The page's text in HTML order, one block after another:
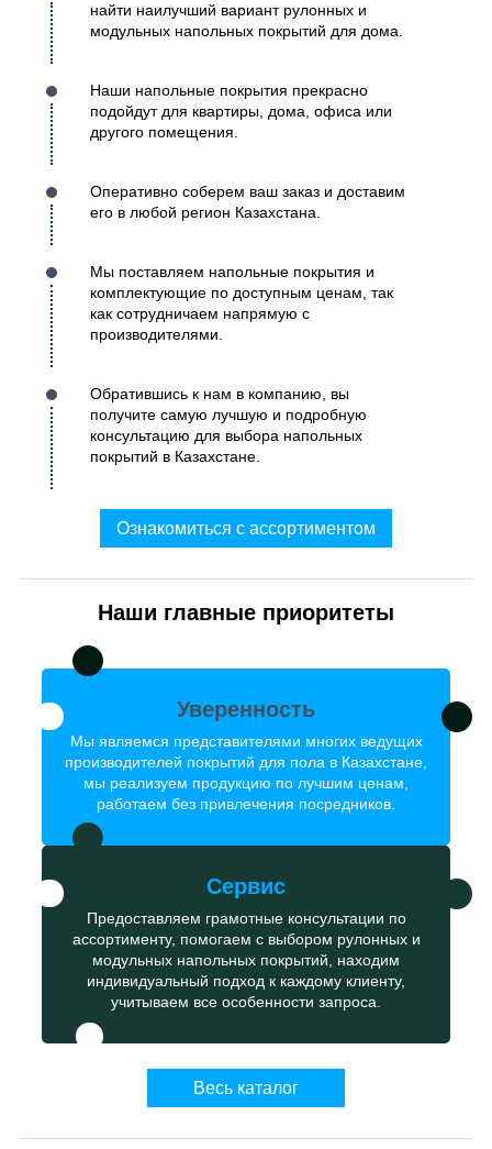
найти наилучший вариант рулонных и
модульных напольных покрытий для дома.
Наши напольные покрытия прекрасно
подойдут для квартиры, дома, офиса или
другого помещения.
Оперативно соберем ваш заказ и доставим
его в любой регион Казахстана.
Мы поставляем напольные покрытия и
комплектующие по доступным ценам, так
как сотрудничаем напрямую с
производителями.
Обратившись к нам в компанию, вы
получите самую лучшую и подробную
консультацию для выбора напольных
покрытий в Казахстане.
Ознакомиться с ассортиментом
Наши главные приоритеты
Уверенность
Мы являемся представителями многих ведущих
производителей покрытий для пола в Казахстане,
мы реализуем продукцию по лучшим ценам,
работаем без привлечения посредников.
Сервис
Предоставляем грамотные консультации по
ассортименту, помогаем с выбором рулонных и
модульных напольных покрытий, находим
индивидуальный подход к каждому клиенту,
учитываем все особенности запроса.
Весь каталог